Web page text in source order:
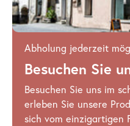
Abholung jederzeit
Besuchen Sie
Besuchen Sie uns im
erleben Sie unsere
sich vom einzigartigen